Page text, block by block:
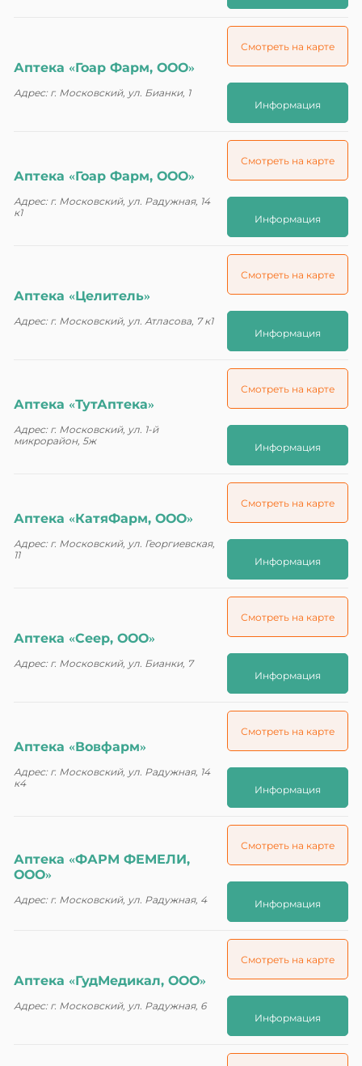
Аптека «Гоар Фарм, ООО»
Адрес: г. Московский, ул. Бианки, 1
Смотреть на карте
Информация
Аптека «Гоар Фарм, ООО»
Адрес: г. Московский, ул. Радужная, 14
к1
Смотреть на карте
Информация
Аптека «Целитель»
Адрес: г. Московский, ул. Атласова, 7 к1
Смотреть на карте
Информация
Аптека «ТутАптека»
Адрес: г. Московский, ул. 1-й
микрорайон, 5ж
Смотреть на карте
Информация
Аптека «КатяФарм, ООО»
Адрес: г. Московский, ул. Георгиевская,
11
Смотреть на карте
Информация
Аптека «Сеер, ООО»
Адрес: г. Московский, ул. Бианки, 7
Смотреть на карте
Информация
Аптека «Вовфарм»
Адрес: г. Московский, ул. Радужная, 14
к4
Смотреть на карте
Информация
Аптека «ФАРМ ФЕМЕЛИ,
ООО»
Адрес: г. Московский, ул. Радужная, 4
Смотреть на карте
Информация
Аптека «ГудМедикал, ООО»
Адрес: г. Московский, ул. Радужная, 6
Смотреть на карте
Информация